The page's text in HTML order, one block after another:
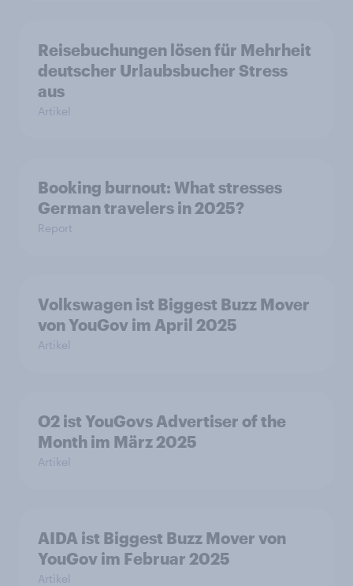
Reisebuchungen lösen für Mehrheit
deutscher Urlaubsbucher Stress
aus
Artikel
Booking burnout: What stresses
German travelers in 2025?
Report
Volkswagen ist Biggest Buzz Mover
von YouGov im April 2025
Artikel
O2 ist YouGovs Advertiser of the
Month im März 2025
Artikel
AIDA ist Biggest Buzz Mover von
YouGov im Februar 2025
Artikel